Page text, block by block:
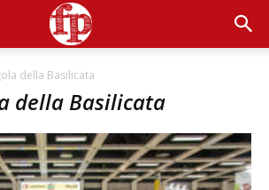
della Basilicata
della Basilicata